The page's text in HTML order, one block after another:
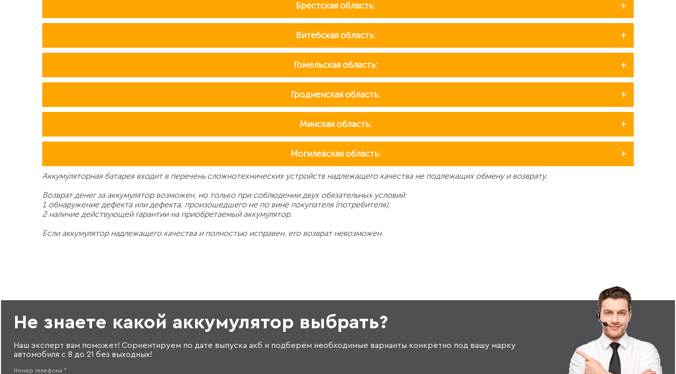
Брестская область:
Витебская область:
Гомельская область:
Гродненская область:
Минская область:
Могилевская область:
Аккумуляторная батарея входит в перечень сложнотехнических устройств надлежащего качества не подлежащих обмену и возврату.
Возврат денег за аккумулятор возможен, но только при соблюдении двух обязательных условий:
1 обнаружение дефекта или дефекта, произошедшего не по вине покупателя (потребителя);
2 наличие действующей гарантии на приобретаемый аккумулятор.
Если аккумулятор надлежащего качества и полностью исправен, его возврат невозможен.
Не знаете какой аккумулятор выбрать?
Наш эксперт вам поможет! Сориентируем по дате выпуска акб и подберём необходимые варианты конкретно под вашу марку
автомобиля с 8 до 21 без выходных!
Номер телефона *